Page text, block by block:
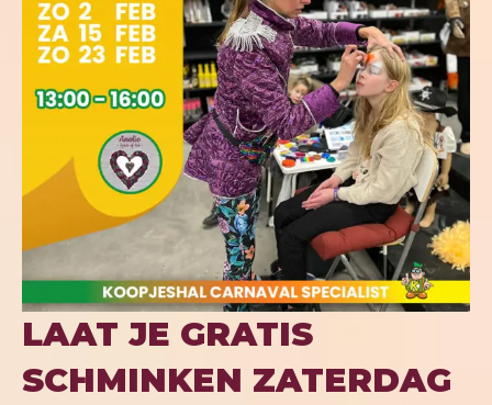
LAAT JE GRATIS
SCHMINKEN ZATERDAG